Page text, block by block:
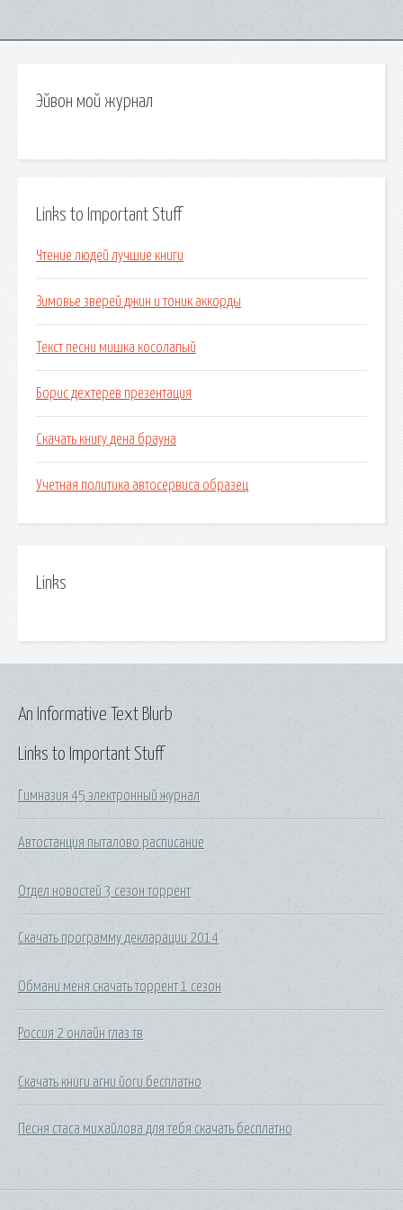
Эйвон мой журнал
Links to Important Stuff
Чтение людей лучшие книги
Зимовье зверей джин и тоник аккорды
Текст песни мишка косолапый
Борис дехтерев презентация
Скачать книгу дена брауна
Учетная политика автосервиса образец
Links
Links to Important Stuff
Гимназия 45 электронный журнал
Автостанция пыталово расписание
Отдел новостей 3 сезон торрент
Скачать программу декларации 2014
Обмани меня скачать торрент 1 сезон
Россия 2 онлайн глаз тв
Скачать книги агни йоги бесплатно
Песня стаса михайлова для тебя скачать бесплатно
An Informative Text Blurb